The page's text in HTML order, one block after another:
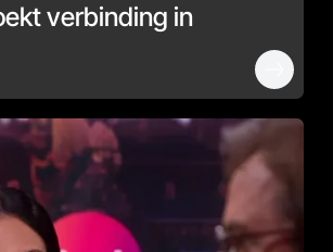
verbinding in